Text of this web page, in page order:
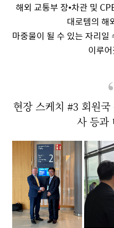
해외 교통부 장•차관 및
대로템의 해
마중물이 될 수 있는 자리일
이루
현장 스케치 #3 회원국
사 등과